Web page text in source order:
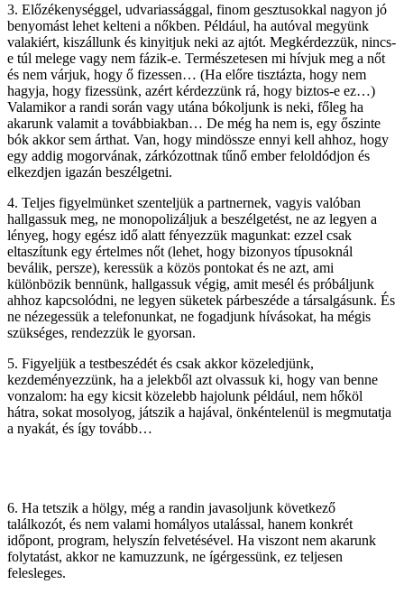
3. Előzékenységgel, udvariassággal, finom gesztusokkal nagyon jó
benyomást lehet kelteni a nőkben. Például, ha autóval megyünk
valakiért, kiszállunk és kinyitjuk neki az ajtót. Megkérdezzük, nincs-
e túl melege vagy nem fázik-e. Természetesen mi hívjuk meg a nőt
és nem várjuk, hogy ő fizessen… (Ha előre tisztázta, hogy nem
hagyja, hogy fizessünk, azért kérdezzünk rá, hogy biztos-e ez…)
Valamikor a randi során vagy utána bókoljunk is neki, főleg ha
akarunk valamit a továbbiakban… De még ha nem is, egy őszinte
bók akkor sem árthat. Van, hogy mindössze ennyi kell ahhoz, hogy
egy addig mogorvának, zárkózottnak tűnő ember feloldódjon és
elkezdjen igazán beszélgetni.
4. Teljes figyelmünket szenteljük a partnernek, vagyis valóban
hallgassuk meg, ne monopolizáljuk a beszélgetést, ne az legyen a
lényeg, hogy egész idő alatt fényezzük magunkat: ezzel csak
eltaszítunk egy értelmes nőt (lehet, hogy bizonyos típusoknál
beválik, persze), keressük a közös pontokat és ne azt, ami
különbözik bennünk, hallgassuk végig, amit mesél és próbáljunk
ahhoz kapcsolódni, ne legyen süketek párbeszéde a társalgásunk. És
ne nézegessük a telefonunkat, ne fogadjunk hívásokat, ha mégis
szükséges, rendezzük le gyorsan.
5. Figyeljük a testbeszédét és csak akkor közeledjünk,
kezdeményezzünk, ha a jelekből azt olvassuk ki, hogy van benne
vonzalom: ha egy kicsit közelebb hajolunk például, nem hőköl
hátra, sokat mosolyog, játszik a hajával, önkéntelenül is megmutatja
a nyakát, és így tovább…
6. Ha tetszik a hölgy, még a randin javasoljunk következő
találkozót, és nem valami homályos utalással, hanem konkrét
időpont, program, helyszín felvetésével. Ha viszont nem akarunk
folytatást, akkor ne kamuzzunk, ne ígérgessünk, ez teljesen
felesleges.